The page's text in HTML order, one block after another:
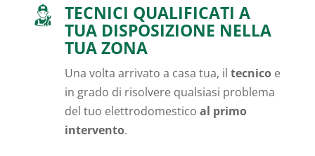
TECNICI QUALIFICATI A
TUA DISPOSIZIONE NELLA
TUA ZONA
Una volta arrivato a casa tua, il tecnicoe
in grado di risolvere qualsiasi problema
del tuo elettrodomestico al primo
intervento.